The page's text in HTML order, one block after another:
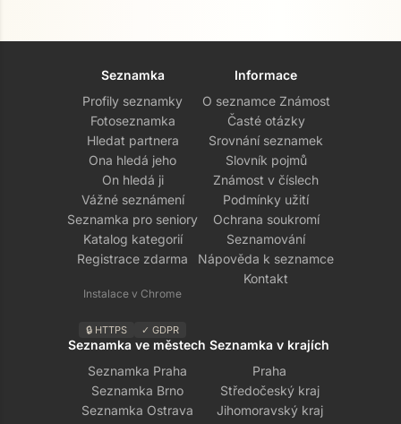
Seznamka
Profily seznamky
Fotoseznamka
Hledat partnera
Ona hledá jeho
On hledá ji
Vážné seznámení
Seznamka pro seniory
Katalog kategorií
Registrace zdarma
Instalace v Chrome
🔒 HTTPS ✓ GDPR
Informace
O seznamce Známost
Časté otázky
Srovnání seznamek
Slovník pojmů
Známost v číslech
Podmínky užití
Ochrana soukromí
Seznamování
Nápověda k seznamce
Kontakt
Seznamka ve městech
Seznamka Praha
Seznamka Brno
Seznamka Ostrava
Seznamka v krajích
Praha
Středočeský kraj
Jihomoravský kraj